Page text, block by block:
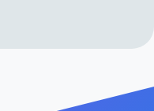
betexper